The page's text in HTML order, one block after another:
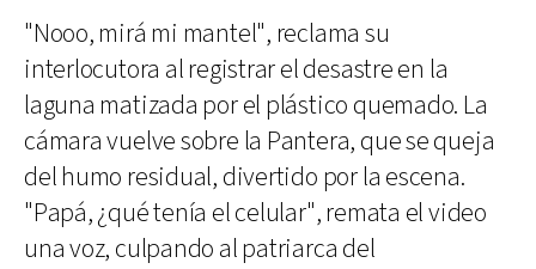
"Nooo, mirá mi mantel", reclama su
interlocutora al registrar el desastre en la
laguna matizada por el plástico quemado. La
cámara vuelve sobre la Pantera, que se queja
del humo residual, divertido por la escena.
"Papá, ¿qué tenía el celular", remata el video
una voz, culpando al patriarca del